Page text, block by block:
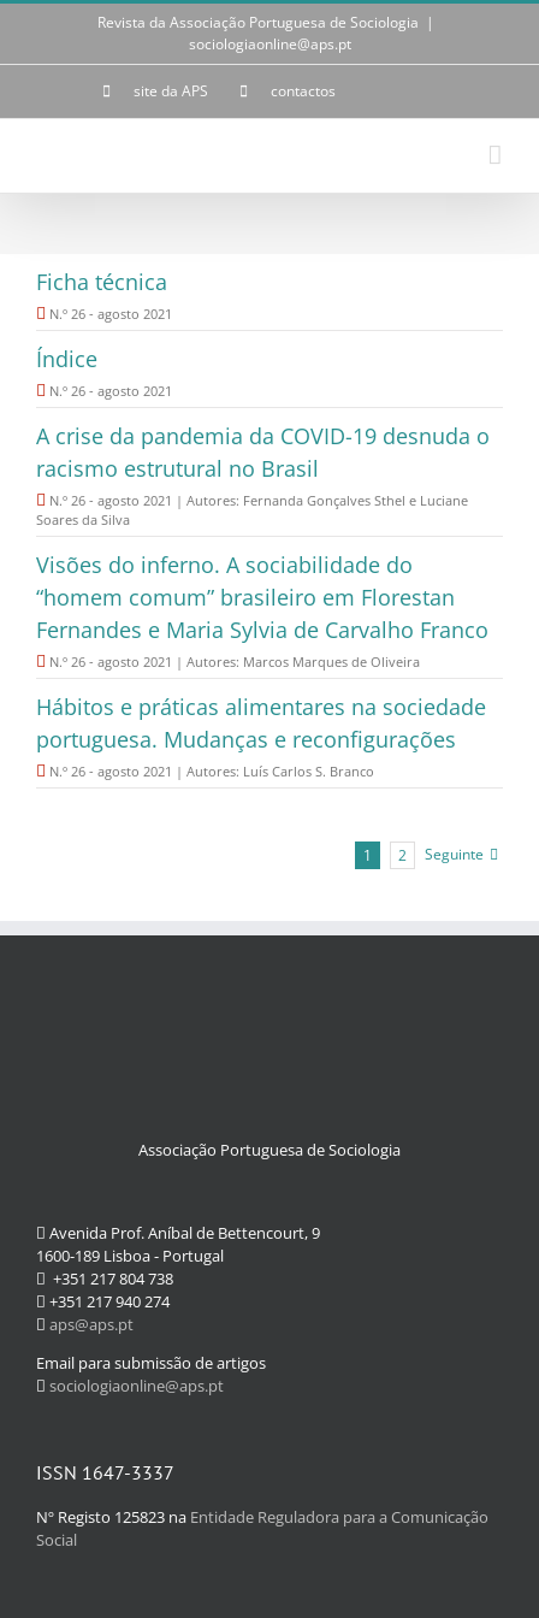
Skip
Revista da Associação Portuguesa de Sociologia |
sociologiaonline@aps.pt
site da APS contactos
Ficha técnica
N.º 26 - agosto 2021
Índice
N.º 26 - agosto 2021
A crise da pandemia da COVID-19 desnuda o
racismo estrutural no Brasil
N.º 26 - agosto 2021 | Autores: Fernanda Gonçalves Sthel e Luciane
Soares da Silva
Visões do inferno. A sociabilidade do
“homem comum” brasileiro em Florestan
Fernandes e Maria Sylvia de Carvalho Franco
N.º 26 - agosto 2021 | Autores: Marcos Marques de Oliveira
Hábitos e práticas alimentares na sociedade
portuguesa. Mudanças e reconfigurações
N.º 26 - agosto 2021 | Autores: Luís Carlos S. Branco
1 2 Seguinte
Associação Portuguesa de Sociologia
Avenida Prof. Aníbal de Bettencourt, 9
1600-189 Lisboa - Portugal
+351 217 804 738
+351 217 940 274
aps@aps.pt
Email para submissão de artigos
sociologiaonline@aps.pt
ISSN 1647-3337
Nº Registo 125823 na Entidade Reguladora para a Comunicação
Social